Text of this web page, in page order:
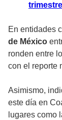
En entidades
de México
ronden entre
con el reporte
Asimismo,
este día en
lugares como